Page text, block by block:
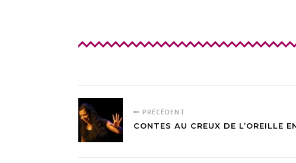
PRÉCÉDENT
CONTES AU CREUX DE L’OREILLE